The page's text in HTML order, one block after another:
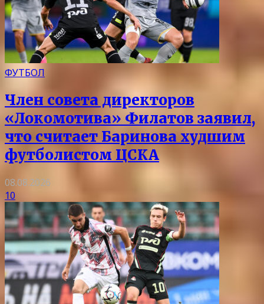
ФУТБОЛ
Член совета директоров
«Локомотива» Филатов заявил,
что считает Баринова худшим
футболистом ЦСКА
08.08.2026
10